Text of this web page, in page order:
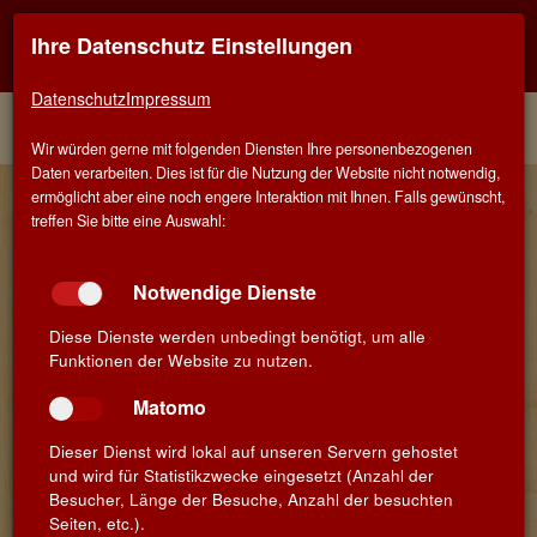
Claude Serra - Famille Gastou
Narbonne und beherbergt rund 60 Weinbaugemeinden mit einer
Rebfläche von etwa 18.000 Hektar. Bis in die 90er Jahre war die
Region durch Genossenschaften geprägt, dann begann eine
neue Generation von Winzern umzudenken und auf Qualität statt
Auch Nelly und Christian Gastou lieferten ihre Trauben bis 2000
an die Genossenschaftskellerei. Ab dem Jahrgang 2001
begannen sie mit dem Önologen Claude Serra eigene Weine zu
keltern. Mit Clos des Roques, einem Weinberg auf 120-130 m
Höhe, hatten sie beste Voraussetzungen für die weitere
Ihre Datenschutz Einstellungen
DatenschutzImpressum
Wir würden gerne mit folgenden Diensten Ihre personenbezogenen
Daten verarbeiten. Dies ist für die Nutzung der Website nicht notwendig,
ermöglicht aber eine noch engere Interaktion mit Ihnen. Falls gewünscht,
treffen Sie bitte eine Auswahl:
Notwendige Dienste
Diese Dienste werden unbedingt benötigt, um alle
Funktionen der Website zu nutzen.
Matomo
Dieser Dienst wird lokal auf unseren Servern gehostet
und wird für Statistikzwecke eingesetzt (Anzahl der
Besucher, Länge der Besuche, Anzahl der besuchten
Seiten, etc.).